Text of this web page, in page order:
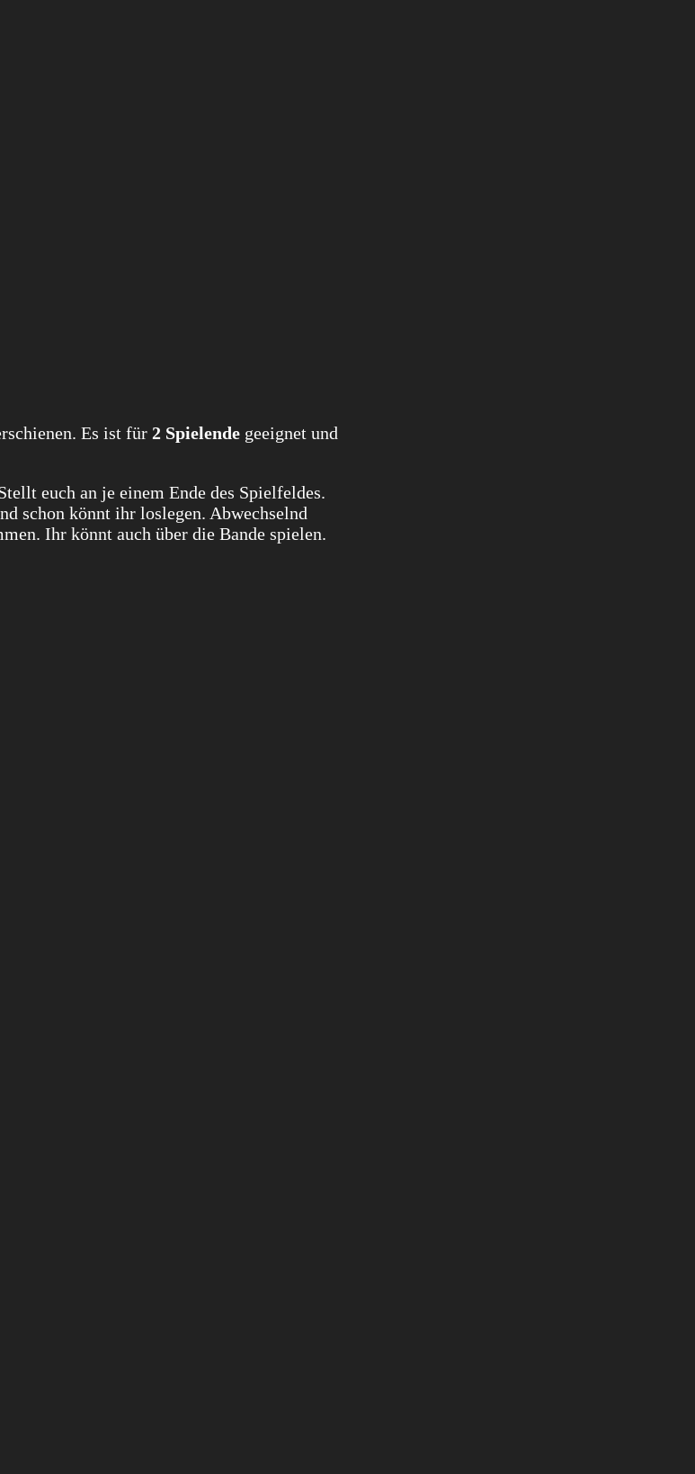
Es ist für 2 Spielende geeignet und
euch an je einem Ende des Spielfeldes.
schon könnt ihr loslegen. Abwechselnd
Ihr könnt auch über die Bande spielen.